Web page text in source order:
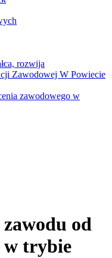
rozwija
Zawodowej W Powiecie
zawodowego w
od
w trybie